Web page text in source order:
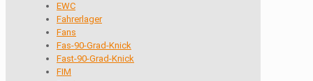
EWC
Fahrerlager
Fans
Fas-90-Grad-Knick
Fast-90-Grad-Knick
FIM